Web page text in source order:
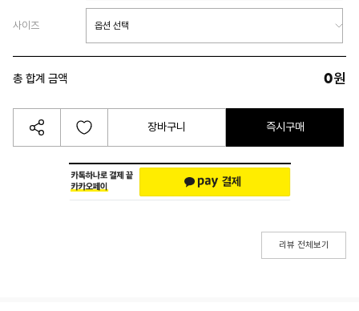
사이즈
총 합계 금액 0원
장바구니 즉시구매
리뷰 전체보기